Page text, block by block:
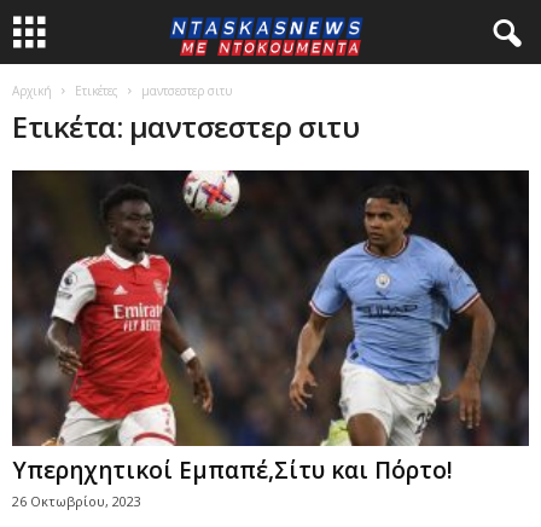
Αρχική Ετικέτες μαντσεστερ σιτυ
Ετικέτα: μαντσεστερ σιτυ
Υπερηχητικοί Εμπαπέ,Σίτυ και Πόρτο!
26 Οκτωβρίου, 2023